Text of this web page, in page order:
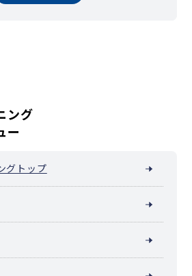
ング
ー
グトップ